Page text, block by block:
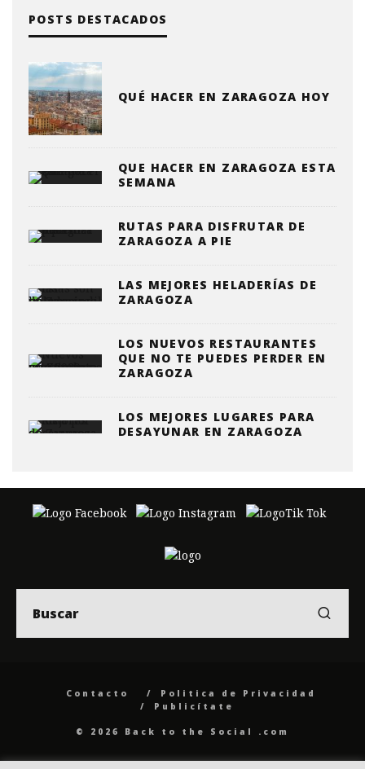
POSTS DESTACADOS
QUÉ HACER EN ZARAGOZA HOY
QUE HACER EN ZARAGOZA ESTA
SEMANA
RUTAS PARA DISFRUTAR DE
ZARAGOZA A PIE
LAS MEJORES HELADERÍAS DE
ZARAGOZA
LOS NUEVOS RESTAURANTES
QUE NO TE PUEDES PERDER EN
ZARAGOZA
LOS MEJORES LUGARES PARA
DESAYUNAR EN ZARAGOZA
Contacto
Politica de Privacidad
Publicítate
© 2026 Back to the Social .com